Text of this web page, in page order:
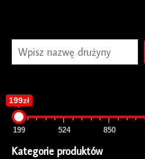
199zł
199 524 850
Kategorie produktów